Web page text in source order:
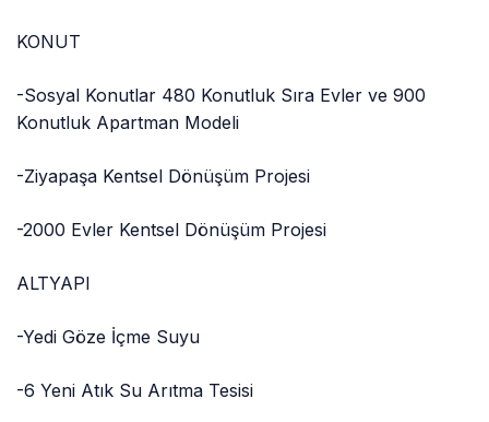
KONUT
-Sosyal Konutlar 480 Konutluk Sıra Evler ve 900
Konutluk Apartman Modeli
-Ziyapaşa Kentsel Dönüşüm Projesi
-2000 Evler Kentsel Dönüşüm Projesi
ALTYAPI
-Yedi Göze İçme Suyu
-6 Yeni Atık Su Arıtma Tesisi